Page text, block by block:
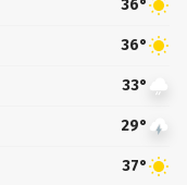
36°
36°
33°
29°
37°